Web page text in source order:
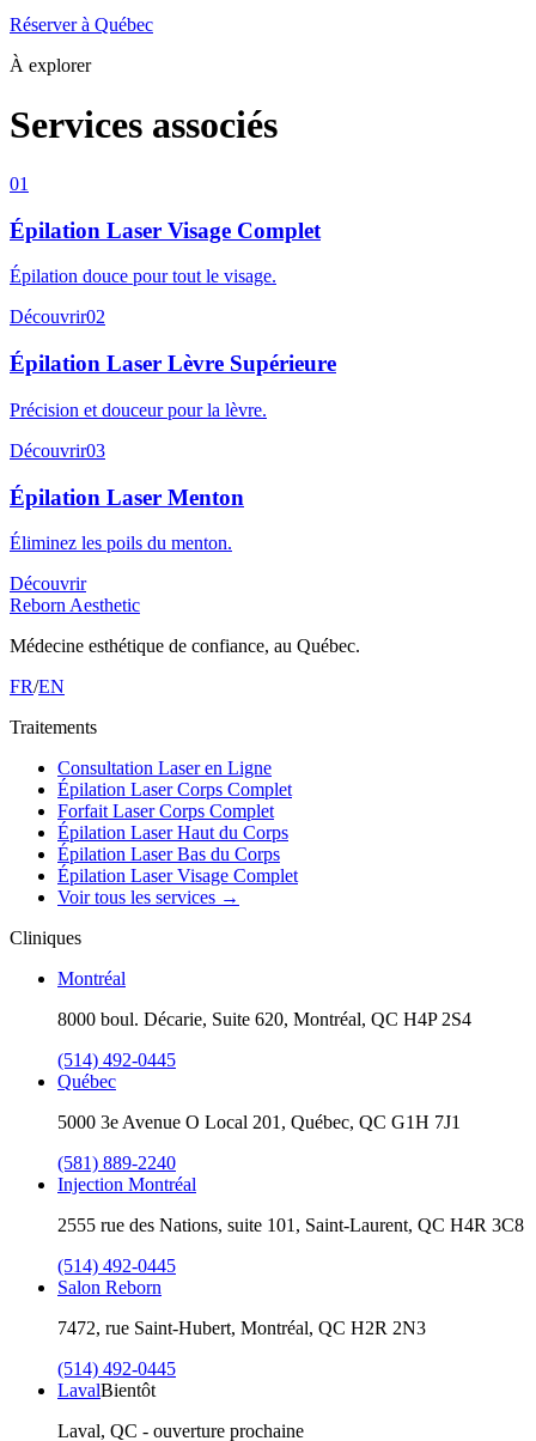
Réserver à Québec
À explorer
Services associés
01
Épilation Laser Visage Complet
Épilation douce pour tout le visage.
Découvrir02
Épilation Laser Lèvre Supérieure
Précision et douceur pour la lèvre.
Découvrir03
Épilation Laser Menton
Éliminez les poils du menton.
Découvrir
Reborn Aesthetic
Médecine esthétique de confiance, au Québec.
FR/EN
Traitements
Consultation Laser en Ligne
Épilation Laser Corps Complet
Forfait Laser Corps Complet
Épilation Laser Haut du Corps
Épilation Laser Bas du Corps
Épilation Laser Visage Complet
Voir tous les services →
Cliniques
Montréal
8000 boul. Décarie, Suite 620, Montréal, QC H4P 2S4
(514) 492-0445
Québec
5000 3e Avenue O Local 201, Québec, QC G1H 7J1
(581) 889-2240
Injection Montréal
2555 rue des Nations, suite 101, Saint-Laurent, QC H4R 3C8
(514) 492-0445
Salon Reborn
7472, rue Saint-Hubert, Montréal, QC H2R 2N3
(514) 492-0445
LavalBientôt
Laval, QC - ouverture prochaine